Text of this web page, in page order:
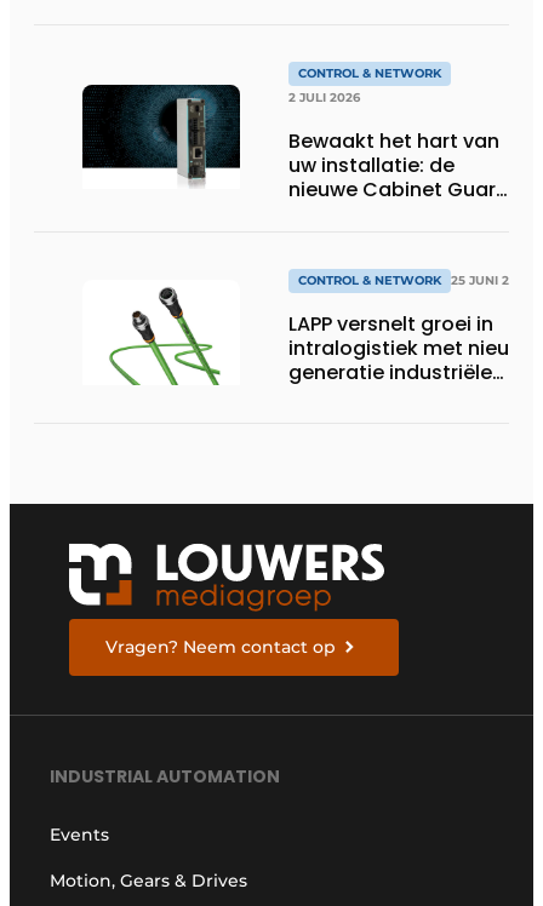
sneller volgens de
jaarlijkse analyse van
HMS Networks
CONTROL & NETWORK
2 JULI 2026
Bewaakt het hart van
uw installatie: de
nieuwe Cabinet Guard
CONTROL & NETWORK 25 JUNI 2026
LAPP versnelt groei in
intralogistiek met nieuwe
generatie industriële
Vragen? Neem contact op
INDUSTRIAL AUTOMATION
Events
Motion, Gears & Drives